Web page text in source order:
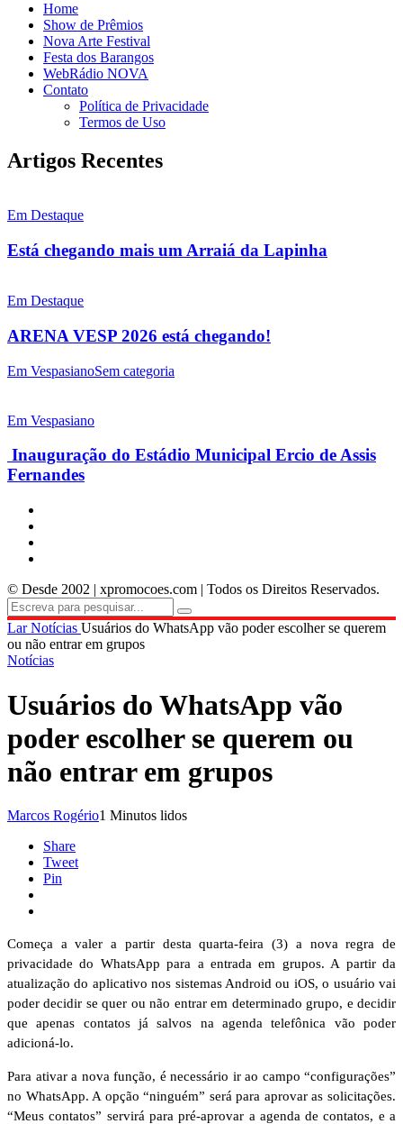
Home
Show de Prêmios
Nova Arte Festival
Festa dos Barangos
WebRádio NOVA
Contato
Política de Privacidade
Termos de Uso
Artigos Recentes
Em Destaque
Está chegando mais um Arraiá da Lapinha
Em Destaque
ARENA VESP 2026 está chegando!
Em VespasianoSem categoria
Em Vespasiano
Inauguração do Estádio Municipal Ercio de Assis
Fernandes
© Desde 2002 | xpromocoes.com | Todos os Direitos Reservados.
LarNotícias Usuários do WhatsApp vão poder escolher se querem
ou não entrar em grupos
Notícias
Usuários do WhatsApp vão
poder escolher se querem ou
não entrar em grupos
Marcos Rogério1 Minutos lidos
Share
Tweet
Pin
Começa a valer a partir desta quarta-feira (3) a nova regra de
privacidade do WhatsApp para a entrada em grupos. A partir da
atualização do aplicativo nos sistemas Android ou iOS, o usuário vai
poder decidir se quer ou não entrar em determinado grupo, e decidir
que apenas contatos já salvos na agenda telefônica vão poder
adicioná-lo.
Para ativar a nova função, é necessário ir ao campo “configurações”
no WhatsApp. A opção “ninguém” será para aprovar as solicitações.
“Meus contatos” servirá para pré-aprovar a agenda de contatos, e a